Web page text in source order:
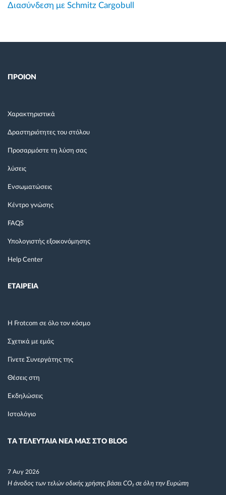
Διασύνδεση με Schmitz Cargobull
ΠΡΟΙΟΝ
Χαρακτηριστικά
Δραστηριότητες του στόλου
Προσαρμόστε τη λύση σας
λύσεις
Ενσωματώσεις
Κέντρο γνώσης
FAQS
Υπολογιστής εξοικονόμησης
Help Center
ΕΤΑΙΡΕΙΑ
Η Frotcom σε όλο τον κόσμο
Σχετικά με εμάς
Γίνετε Συνεργάτης της
Θέσεις στη
Εκδηλώσεις
Ιστολόγιο
TΑ ΤΕΛΕΥΤΑΙΑ ΝΕΑ ΜΑΣ ΣΤΟ BLOG
7 Αυγ 2026
Η άνοδος των τελών οδικής χρήσης βάσει CO₂ σε όλη την Ευρώπη